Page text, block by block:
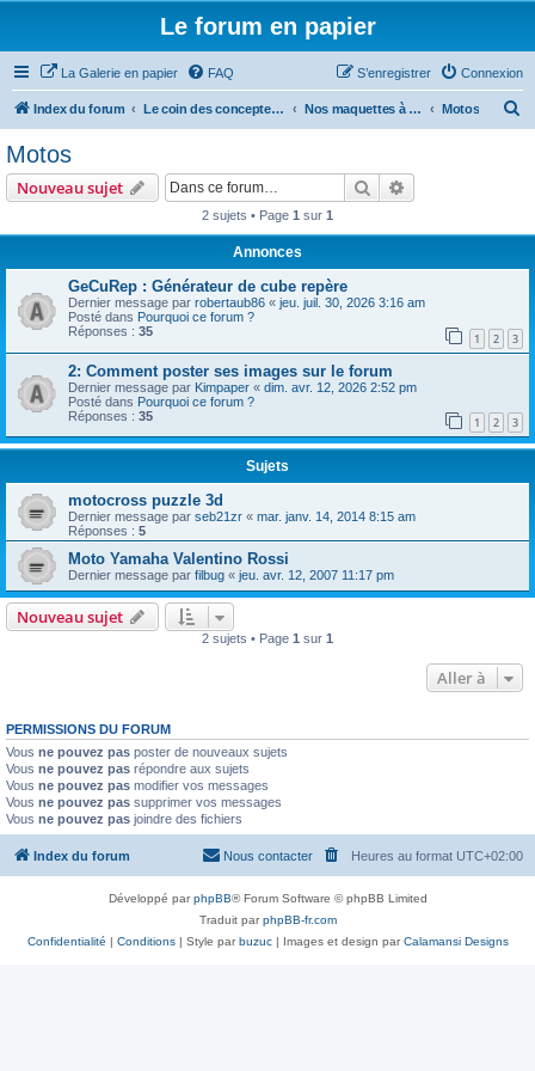
Le forum en papier
La Galerie en papier FAQ Connexion
S’enregistrer
Index du forum Le coin des concepteurs Nos maquettes à télécharger Motos
Motos
Nouveau sujet Rechercher
2 sujets • Page 1 sur 1
Annonces
GeCuRep : Générateur de cube repère
Dernier message par robertaub86 « jeu. juil. 30, 2026 3:16 am
Posté dans Pourquoi ce forum ?
Réponses : 35 1 2 3
2: Comment poster ses images sur le forum
Dernier message par Kimpaper « dim. avr. 12, 2026 2:52 pm
Posté dans Pourquoi ce forum ?
Réponses : 35 1 2 3
Sujets
motocross puzzle 3d
Dernier message par seb21zr « mar. janv. 14, 2014 8:15 am
Réponses : 5
Moto Yamaha Valentino Rossi
Dernier message par filbug « jeu. avr. 12, 2007 11:17 pm
Nouveau sujet
2 sujets • Page 1 sur 1
Aller à
PERMISSIONS DU FORUM
Vous ne pouvez pas poster de nouveaux sujets
Vous ne pouvez pas répondre aux sujets
Vous ne pouvez pas modifier vos messages
Vous ne pouvez pas supprimer vos messages
Vous ne pouvez pas joindre des fichiers
Index du forum Heures au format UTC+02:00
Nous contacter
Développé parphpBB® Forum Software © phpBB Limited
Traduit parphpBB-fr.com
Confidentialité | Conditions| Style parbuzuc| Images et design parCalamansi Designs